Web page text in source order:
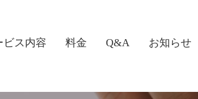
ビス内容 料金 Q&A お知らせ